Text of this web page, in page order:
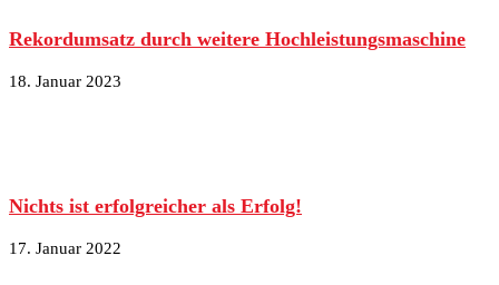
Rekordumsatz durch weitere Hochleistungsmaschine
18. Januar 2023
Nichts ist erfolgreicher als Erfolg!
17. Januar 2022